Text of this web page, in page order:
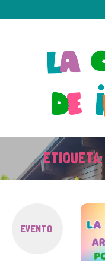
ETIQUETA:
EVENTO